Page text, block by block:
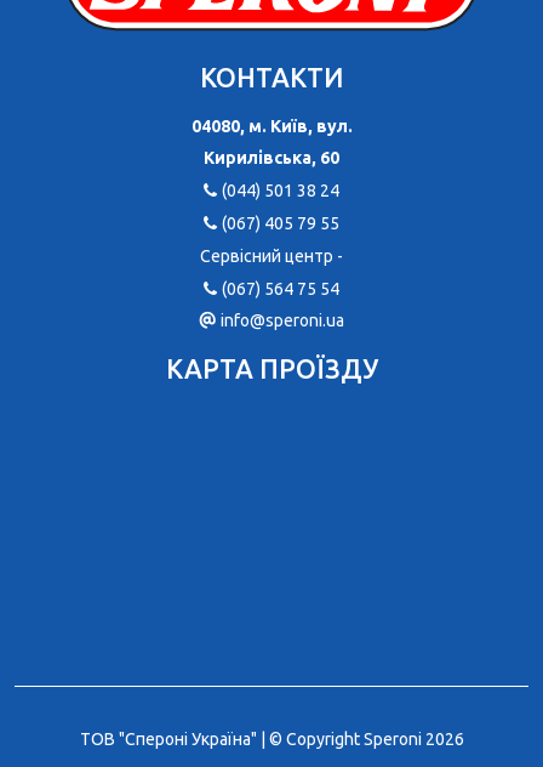
КОНТАКТИ
04080, м. Київ, вул.
Кирилівська, 60
(044) 501 38 24
(067) 405 79 55
Сервісний центр -
(067) 564 75 54
info@speroni.ua
КАРТА ПРОЇЗДУ
ТОВ "Спероні Україна" | © Copyright Speroni 2026